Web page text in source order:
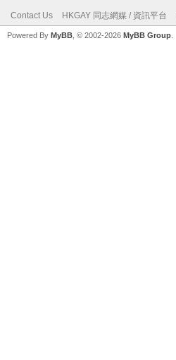
Contact Us HKGAY 同志網媒 / 資訊平台
Powered By MyBB , © 2002-2026 MyBB Group